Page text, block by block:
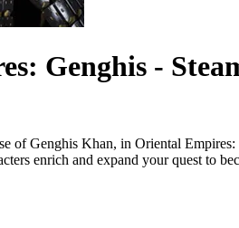
Genghis -
of Genghis Khan, in Oriental
enrich and expand your quest to